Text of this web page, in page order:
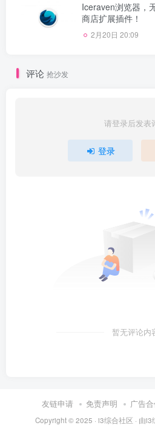
Iceraven浏览器，
商店扩展插件！
2月20日 20:09
评论 抢沙发
请登录后发表
登录
暂无评论内
友链申请 免责声明 广告
Copyright © 2025 · i3综合社区 · 由i3